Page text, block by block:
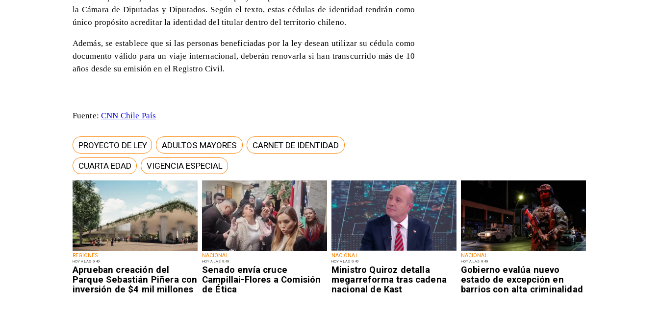
REGIONES
HOY A LAS 9:49
Aprueban creación del
Parque Sebastián Piñera con
inversión de $4 mil millones
NACIONAL
HOY A LAS 9:49
Senado envía cruce
Campillai-Flores a Comisión
de Ética
NACIONAL
HOY A LAS 9:49
Ministro Quiroz detalla
megarreforma tras cadena
nacional de Kast
NACIONAL
HOY A LAS 9:49
Gobierno evalúa nuevo
estado de excepción en
barrios con alta criminalidad
la Cámara de Diputadas y Diputados. Según el texto, estas cédulas de identidad tendrán como
único propósito acreditar la identidad del titular dentro del territorio chileno.
Además, se establece que si las personas beneficiadas por la ley desean utilizar su cédula como
documento válido para un viaje internacional, deberán renovarla si han transcurrido más de 10
años desde su emisión en el Registro Civil.
Fuente:CNN Chile País
PROYECTO DE LEY ADULTOS MAYORES CARNET DE IDENTIDAD
CUARTA EDAD VIGENCIA ESPECIAL